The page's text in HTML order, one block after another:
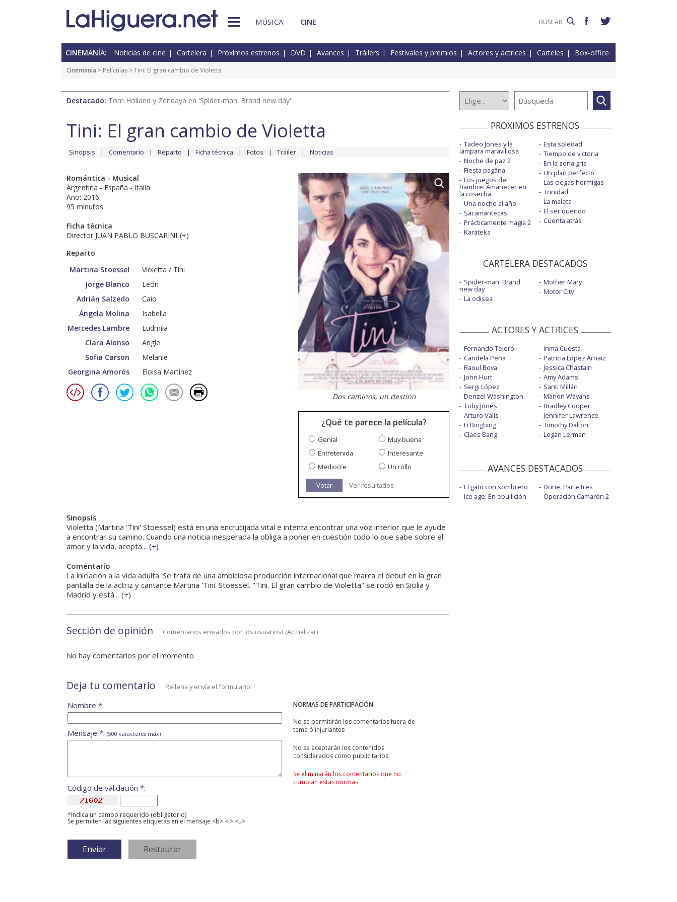
MÚSICA CINE
CINEMANÍA: Noticias de cine Cartelera Próximos estrenos DVD Avances Tráilers Festivales y premios Actores y actrices Carteles Box-office
Cinemanía > Películas > Tini: El gran cambio de Violetta
Destacado: Tom Holland y Zendaya en 'Spider-man: Brand new day'
Tini: El gran cambio de Violetta
Sinopsis Comentario Reparto Ficha técnica Fotos Tráiler Noticias
Romántica - Musical
Argentina - España - Italia
Año: 2016
95 minutos
Ficha técnica
Director JUAN PABLO BUSCARINI (+)
Reparto
Martina Stoessel
Violetta / Tini
Jorge Blanco
León
Adrián Salzedo
Caio
Ángela Molina
Isabella
Mercedes Lambre
Ludmila
Clara Alonso
Angie
Sofia Carson
Melanie
Georgina Amorós
Eloisa Martinez
Dos caminos, un destino
¿Qué te parece la película?
Genial
Muy buena
Entretenida
Interesante
Mediocre
Un rollo
Votar Ver resultados
Sinopsis
Violetta (Martina 'Tini' Stoessel) está en una encrucijada vital e intenta encontrar una voz interior que le ayude
a encontrar su camino. Cuando una noticia inesperada la obliga a poner en cuestión todo lo que sabe sobre el
amor y la vida, acepta... (+)
Comentario
La iniciación a la vida adulta. Se trata de una ambiciosa producción internacional que marca el debut en la gran
pantalla de la actriz y cantante Martina 'Tini' Stoessel. "Tini. El gran cambio de Violetta" se rodó en Sicilia y
Madrid y está... (+)
Sección de opinión Comentarios enviados por los usuarios! (Actualizar)
No hay comentarios por el momento
Deja tu comentario Rellena y envía el formulario!
NORMAS DE PARTICIPACIÓN
No se permitirán los comentarios fuera de
tema ó injuriantes
No se aceptarán los contenidos
considerados como publicitarios
Se eliminarán los comentarios que no
cumplan estas normas
Nombre *:
Mensaje *: (500 caracteres máx)
Código de validación *:
*Indica un campo requerido (obligatorio)
Se permiten las siguientes etiquetas en el mensaje <b> <i> <u>
PROXIMOS ESTRENOS
Tadeo Jones y la
lámpara maravillosa
Noche de paz 2
Fiesta pagäna
Los juegos del
hambre: Amanecer en
la cosecha
Una noche al año
Sacamantecas
Prácticamente magia 2
Karateka
Esta soledad
Tiempo de victoria
En la zona gris
Un plan perfecto
Las ciegas hormigas
Trinidad
La maleta
El ser querido
Cuenta atrás
CARTELERA DESTACADOS
Spider-man: Brand
new day
La odisea
Mother Mary
Motor City
ACTORES Y ACTRICES
Fernando Tejero
Candela Peña
Raoul Bova
John Hurt
Sergi López
Denzel Washington
Toby Jones
Arturo Valls
Li Bingbing
Claes Bang
Inma Cuesta
Patricia López Arnaiz
Jessica Chastain
Amy Adams
Santi Millán
Marlon Wayans
Bradley Cooper
Jennifer Lawrence
Timothy Dalton
Logan Lerman
AVANCES DESTACADOS
El gato con sombrero
Ice age: En ebullición
Dune: Parte tres
Operación Camarón 2